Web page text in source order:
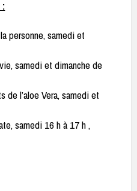
personne, samedi et
samedi et dimanche de
de l’aloe Vera, samedi et
samedi 16 h à 17 h ,